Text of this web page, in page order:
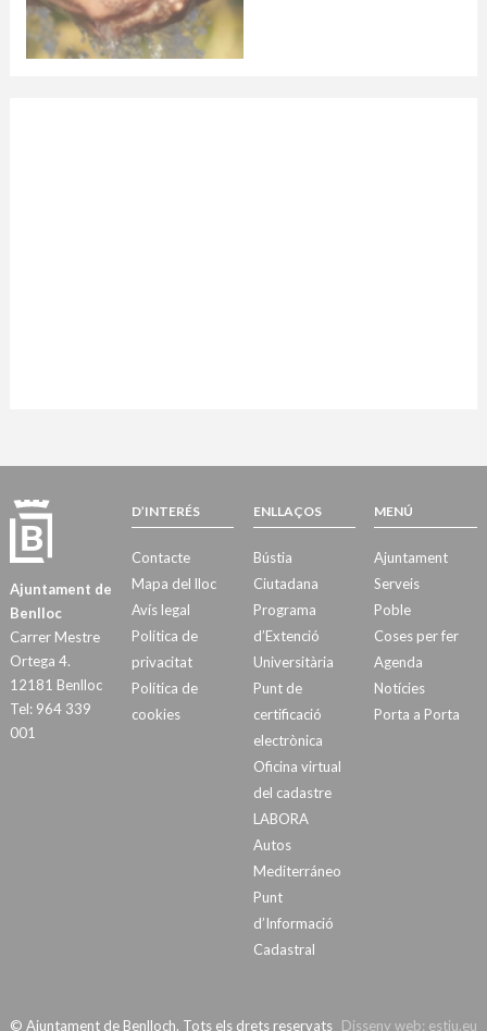
Ajuntament de
Benlloc
Carrer Mestre
Ortega 4.
12181 Benlloc
Tel: 964 339
001
D’INTERÉS
Contacte
Mapa del lloc
Avís legal
Política de
privacitat
Política de
cookies
ENLLAÇOS
Bústia
Ciutadana
Programa
d’Extenció
Universitària
Punt de
certificació
electrònica
Oficina virtual
del cadastre
LABORA
Autos
Mediterráneo
Punt
d’Informació
Cadastral
MENÚ
Ajuntament
Serveis
Poble
Coses per fer
Agenda
Notícies
Porta a Porta
Disseny web: estiu.eu
© Ajuntament de Benlloch. Tots els drets reservats